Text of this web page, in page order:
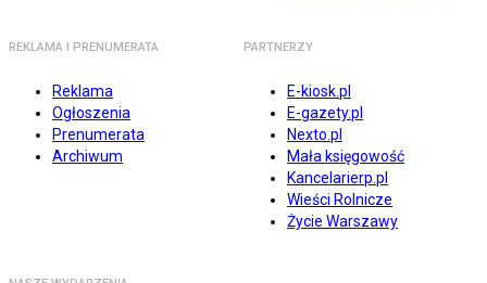
REKLAMA I PRENUMERATA
Reklama
Ogłoszenia
Prenumerata
Archiwum
PARTNERZY
E-kiosk.pl
E-gazety.pl
Nexto.pl
Mała księgowość
Kancelarierp.pl
Wieści Rolnicze
Życie Warszawy